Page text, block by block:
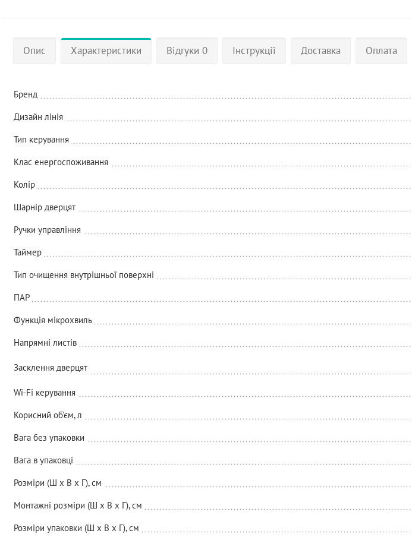
Опис Характеристики Відгуки 0 Інструкції Доставка Оплата
Бренд
Дизайн лінія
Тип керування
Клас енергоспоживання
Колір
Шарнір дверцят
Ручки управління
Таймер
Тип очищення внутрішньої поверхні
ПАР
Функція мікрохвиль
Напрямні листів
Засклення дверцят
Wi-Fi керування
Корисний об'єм, л
Вага без упаковки
Вага в упаковці
Розміри (Ш х В х Г), см
Монтажні розміри (Ш х В х Г), см
Розміри упаковки (Ш х В х Г), см